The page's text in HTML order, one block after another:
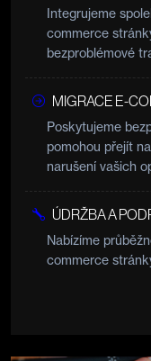
Integrujeme
commerce
bezproblémové
MIGRACE E-
Poskytujeme
pomohou přejít
narušení vašich
ÚDRŽBA A
Nabízíme
commerce